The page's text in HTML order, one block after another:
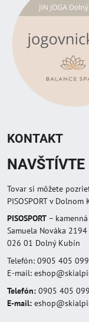
KONTAKT
Tovar si môžete
PISOSPORT v Dolnom
PISOSPORT –
Samuela Nováka 2194
026 01 Dolný Kubín
Telefón: 0905 405 099
E-mail:
Telefón: 0905 405 099
E-mail: